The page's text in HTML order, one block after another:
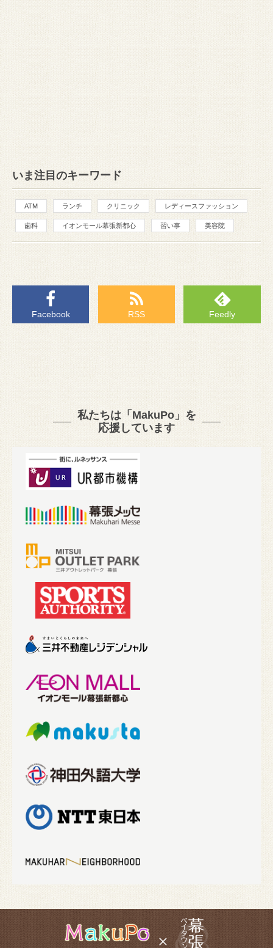
いま注目のキーワード
ATM ランチ クリニック レディースファッション
歯科 イオンモール幕張新都心 習い事 美容院
Facebook RSS Feedly
私たちは「MakuPo」を
応援しています